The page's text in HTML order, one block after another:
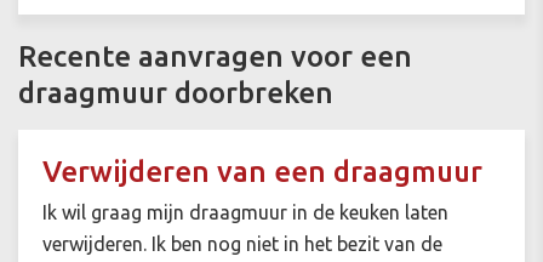
Recente aanvragen voor een
draagmuur doorbreken
Verwijderen van een draagmuur
Ik wil graag mijn draagmuur in de keuken laten
verwijderen. Ik ben nog niet in het bezit van de